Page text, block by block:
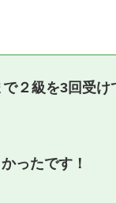
２級を3回受け
ったです！